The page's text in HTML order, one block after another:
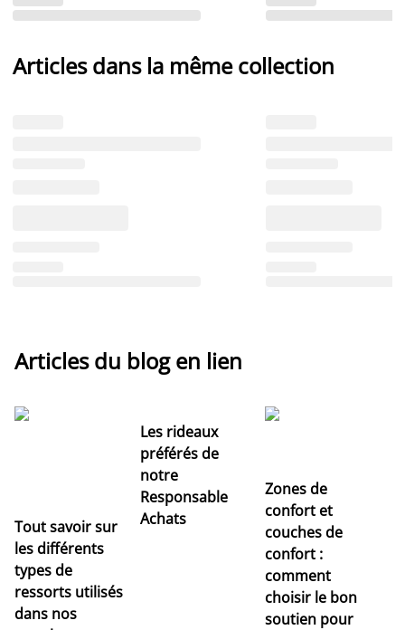
Articles dans la même collection
Articles du blog en lien
Tout savoir sur
les différents
types de
ressorts utilisés
dans nos
Les rideaux
préférés de
notre
Responsable
Achats
Zones de
confort et
couches de
confort :
comment
choisir le bon
soutien pour